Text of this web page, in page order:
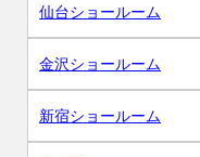
仙台ショールーム
金沢ショールーム
新宿ショールーム